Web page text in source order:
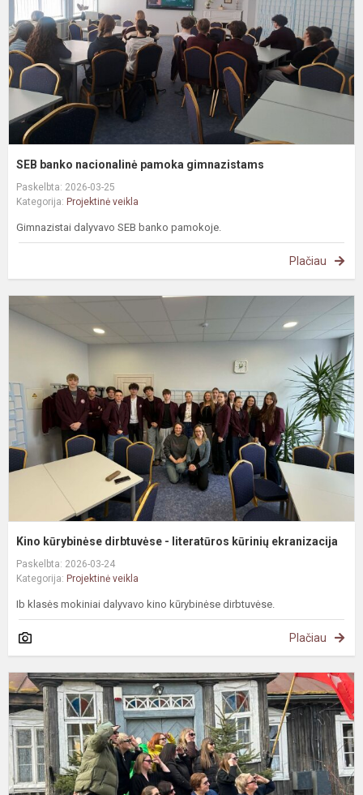
SEB banko nacionalinė pamoka gimnazistams
Paskelbta: 2026-03-25
Kategorija: Projektinė veikla
Gimnazistai dalyvavo SEB banko pamokoje.
Plačiau
Kino kūrybinėse dirbtuvėse - literatūros kūrinių ekranizacija
Paskelbta: 2026-03-24
Kategorija: Projektinė veikla
Ib klasės mokiniai dalyvavo kino kūrybinėse dirbtuvėse.
Plačiau